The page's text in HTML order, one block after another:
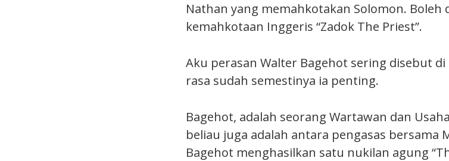
Nathan yang memahkotakan Solomon. Boleh
kemahkotaan Inggeris “Zadok The Priest”.
Aku perasan Walter Bagehot sering disebut
rasa sudah semestinya ia penting.
Bagehot, adalah seorang Wartawan dan
beliau juga adalah antara pengasas bersama
Bagehot menghasilkan satu nukilan agung